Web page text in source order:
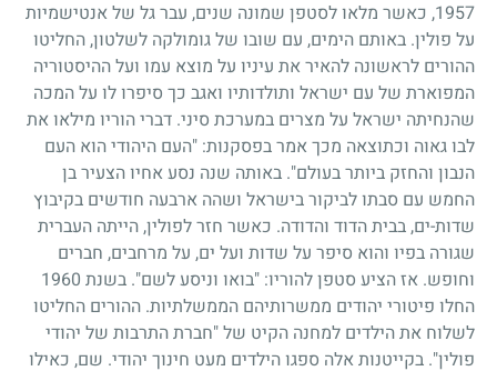
1957, כאשר מלאו לסטפן שמונה שנים, עבר גל של אנטישמיות
על פולין. באותם הימים, עם שובו של גומולקה לשלטון, החליטו
ההורים לראשונה להאיר את עיניו על מוצא עמו ועל ההיסטוריה
המפוארת של עם ישראל ותולדותיו ואגב כך סיפרו לו על המכה
שהנחיתה ישראל על מצרים במערכת סיני. דברי הוריו מילאו את
לבו גאוה וכתוצאה מכך אמר בפסקנות: "העם היהודי הוא העם
הנבון והחזק ביותר בעולם". באותה שנה נסע אחיו הצעיר בן
החמש עם סבתו לביקור בישראל ושהה ארבעה חודשים בקיבוץ
שדות-ים, בבית הדוד והדודה. כאשר חזר לפולין, הייתה העברית
שגורה בפיו והוא סיפר על שדות ועל ים, על מרחבים, חברים
וחופש. אז הציע סטפן להוריו: "בואו וניסע לשם". בשנת 1960
החלו פיטורי יהודים ממשרותיהם הממשלתיות. ההורים החליטו
לשלוח את הילדים למחנה הקיט של "חברת התרבות של יהודי
פולין". בקייטנות אלה ספגו הילדים מעט חינוך יהודי. שם, כאילו